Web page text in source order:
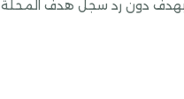
بهدف دون رد سجل هدف المحلة